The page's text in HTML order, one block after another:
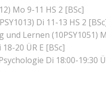
Mo 9-11 HS 2 [BSc]
Di 11-13 HS 2
Lernen (10PSY1051)
20 ÜR E [BSc]
Di 18:00-19:30